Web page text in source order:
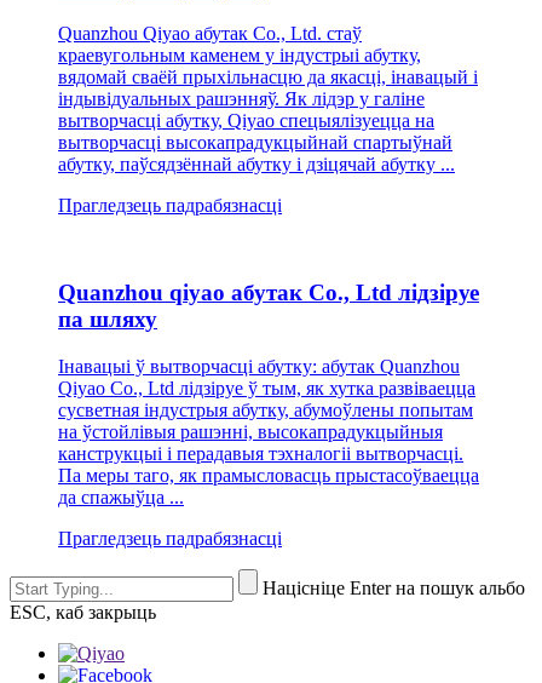
Quanzhou Qiyao абутак Co., Ltd. стаў
краевугольным каменем у індустрыі абутку,
вядомай сваёй прыхільнасцю да якасці, інавацый і
індывідуальных рашэнняў. Як лідэр у галіне
вытворчасці абутку, Qiyao спецыялізуецца на
вытворчасці высокапрадукцыйнай спартыўнай
абутку, паўсядзённай абутку і дзіцячай абутку ...
Прагледзець падрабязнасці
Quanzhou qiyao абутак Co., Ltd лідзіруе
па шляху
Інавацыі ў вытворчасці абутку: абутак Quanzhou
Qiyao Co., Ltd лідзіруе ў тым, як хутка развіваецца
сусветная індустрыя абутку, абумоўлены попытам
на ўстойлівыя рашэнні, высокапрадукцыйныя
канструкцыі і перадавыя тэхналогіі вытворчасці.
Па меры таго, як прамысловасць прыстасоўваецца
да спажыўца ...
Прагледзець падрабязнасці
Націсніце Enter на пошук альбо
ESC, каб закрыць